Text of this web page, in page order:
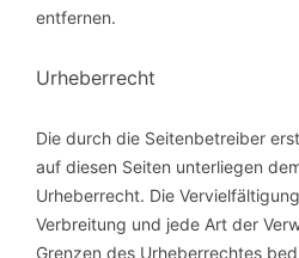
entfernen.
Urheberrecht
Die durch die Seitenbetreiber
auf diesen Seiten unterliegen
Urheberrecht. Die
Verbreitung und jede Art der
Grenzen des Urheberrechtes